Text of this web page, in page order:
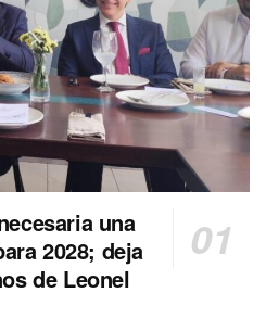
una
2028; deja
de Leonel